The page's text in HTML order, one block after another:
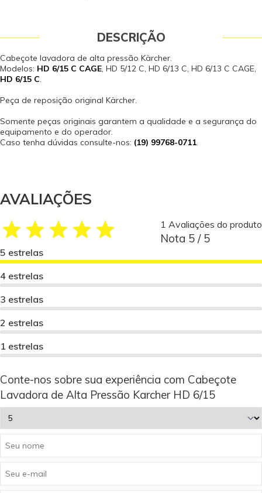
DESCRIÇÃO
Cabeçote lavadora de alta pressão Kärcher.
Modelos: HD 6/15 C CAGE, HD 5/12 C, HD 6/13 C, HD 6/13 C CAGE,
HD 6/15 C.
Peça de reposição original Kärcher.
Somente peças originais garantem a qualidade e a segurança do
equipamento e do operador.
Caso tenha dúvidas consulte-nos: (19) 99768-0711.
AVALIAÇÕES
1 Avaliações do produto
Nota 5 / 5
5 estrelas
4 estrelas
3 estrelas
2 estrelas
1 estrelas
Conte-nos sobre sua experiência com Cabeçote
Lavadora de Alta Pressão Karcher HD 6/15